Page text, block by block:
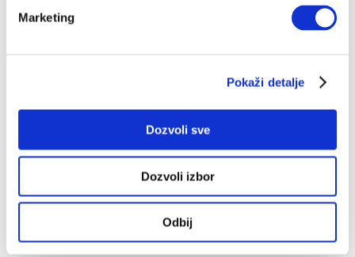
Marketing
Pokaži detalje
Dozvoli sve
Dozvoli izbor
Odbij